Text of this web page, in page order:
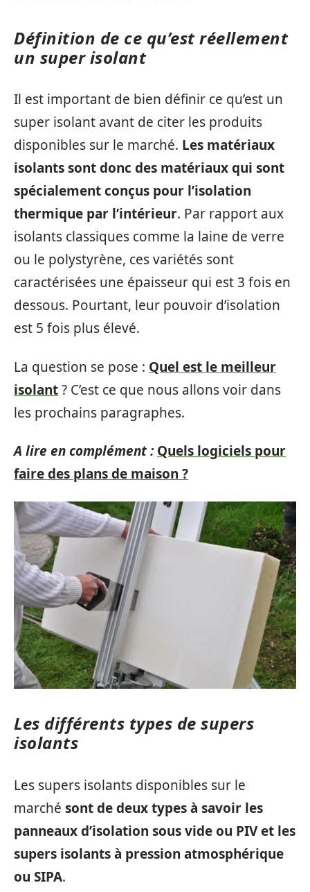
Définition de ce qu’est réellement
un super isolant
Il est important de bien définir ce qu’est un
super isolant avant de citer les produits
disponibles sur le marché. Les matériaux
isolants sont donc des matériaux qui sont
spécialement conçus pour l’isolation
thermique par l’intérieur. Par rapport aux
isolants classiques comme la laine de verre
ou le polystyrène, ces variétés sont
caractérisées une épaisseur qui est 3 fois en
dessous. Pourtant, leur pouvoir d’isolation
est 5 fois plus élevé.
La question se pose : Quel est le meilleur
isolant? C’est ce que nous allons voir dans
les prochains paragraphes.
A lire en complément : Quels logiciels pour
faire des plans de maison ?
Les différents types de supers
isolants
Les supers isolants disponibles sur le
marché sont de deux types à savoir les
panneaux d’isolation sous vide ou PIV et les
supers isolants à pression atmosphérique
ou SIPA.